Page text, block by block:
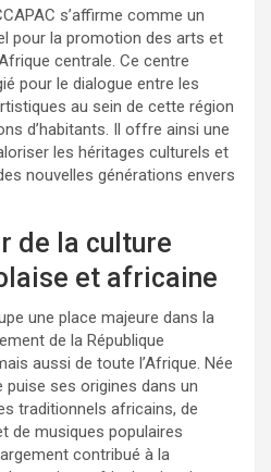
s’affirme comme un
pour la promotion des arts et
centrale. Ce centre
pour le dialogue entre les
au sein de cette région
d’habitants. Il offre ainsi une
les héritages culturels et
nouvelles générations envers
de la culture
et africaine
une place majeure dans la
de la République
aussi de toute l’Afrique. Née
puise ses origines dans un
traditionnels africains, de
de musiques populaires
contribué à la